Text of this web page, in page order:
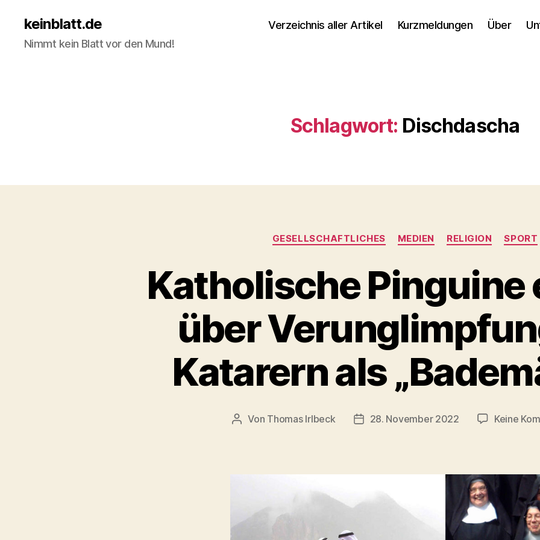
keinblatt.de
Nimmt kein Blatt vor den Mund!
Verzeichnis aller Artikel Kurzmeldungen Über
Schlagwort: Dischdascha
Kategorien
GESELLSCHAFTLICHES MEDIEN RELIGION SPORT
Katholische Pinguine
über
Katarern als
Beitragsautor
Von Thomas Irlbeck Veröffentlichungsdatum
28. November 2022 Keine